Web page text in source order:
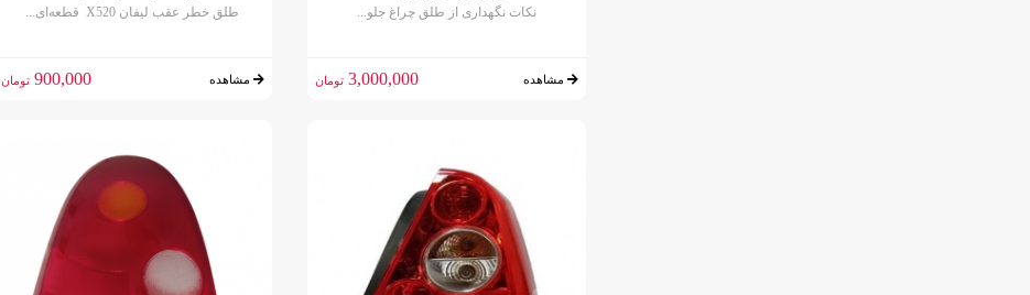
نکات نگهداری از طلق چراغ جلو...
مشاهده 3,000,000 تومان
طلق خطر عقب لیفان X520 قطعه‌ای...
مشاهده 900,000 تومان